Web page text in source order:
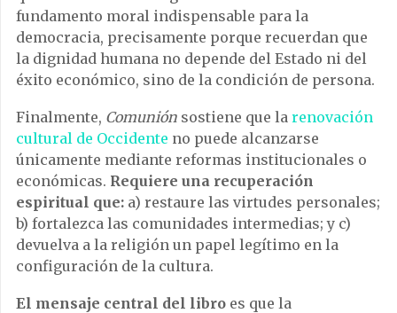
fundamento moral indispensable para la
democracia, precisamente porque recuerdan que
la dignidad humana no depende del Estado ni del
éxito económico, sino de la condición de persona.
Finalmente, Comunión sostiene que la renovación
cultural de Occidente no puede alcanzarse
únicamente mediante reformas institucionales o
económicas. Requiere una recuperación
espiritual que: a) restaure las virtudes personales;
b) fortalezca las comunidades intermedias; y c)
devuelva a la religión un papel legítimo en la
configuración de la cultura.
El mensaje central del libro es que la